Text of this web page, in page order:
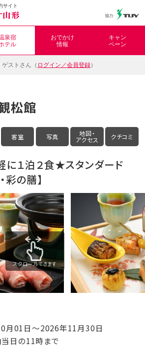
サイト
泉宿
テル
おでかけ
情報
キャン
ペーン
ゲストさん（ ログイン／会員登録）
松館
客室 写真 地図・
アクセス クチコミ
に１泊２食★スタンダード
彩の膳】
スクロールできます
月01日～2026年11月30日
日の11時まで